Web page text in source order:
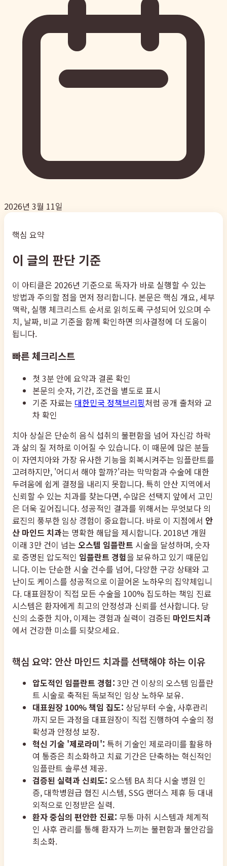
2026년 3월 11일
핵심 요약
이 글의 판단 기준
이 아티클은 2026년 기준으로 독자가 바로 실행할 수 있는
방법과 주의할 점을 먼저 정리합니다. 본문은 핵심 개요, 세부
맥락, 실행 체크리스트 순서로 읽히도록 구성되어 있으며 수
치, 날짜, 비교 기준을 함께 확인하면 의사결정에 더 도움이
됩니다.
빠른 체크리스트
첫 3분 안에 요약과 결론 확인
본문의 숫자, 기간, 조건을 별도로 표시
기준 자료는 대한민국 정책브리핑처럼 공개 출처와 교
차 확인
치아 상실은 단순히 음식 섭취의 불편함을 넘어 자신감 하락
과 삶의 질 저하로 이어질 수 있습니다. 이 때문에 많은 분들
이 자연치아와 가장 유사한 기능을 회복시켜주는 임플란트를
고려하지만, '어디서 해야 할까?'라는 막막함과 수술에 대한
두려움에 쉽게 결정을 내리지 못합니다. 특히 안산 지역에서
신뢰할 수 있는 치과를 찾는다면, 수많은 선택지 앞에서 고민
은 더욱 깊어집니다. 성공적인 결과를 위해서는 무엇보다 의
료진의 풍부한 임상 경험이 중요합니다. 바로 이 지점에서 안
산 마인드 치과는 명확한 해답을 제시합니다. 2018년 개원
이래 3만 건이 넘는 오스템 임플란트 시술을 달성하며, 숫자
로 증명된 압도적인 임플란트 경험을 보유하고 있기 때문입
니다. 이는 단순한 시술 건수를 넘어, 다양한 구강 상태와 고
난이도 케이스를 성공적으로 이끌어온 노하우의 집약체입니
다. 대표원장이 직접 모든 수술을 100% 집도하는 책임 진료
시스템은 환자에게 최고의 안정성과 신뢰를 선사합니다. 당
신의 소중한 치아, 이제는 경험과 실력이 검증된 마인드치과
에서 건강한 미소를 되찾으세요.
핵심 요약: 안산 마인드 치과를 선택해야 하는 이유
압도적인 임플란트 경험: 3만 건 이상의 오스템 임플란
트 시술로 축적된 독보적인 임상 노하우 보유.
대표원장 100% 책임 집도: 상담부터 수술, 사후관리
까지 모든 과정을 대표원장이 직접 진행하여 수술의 정
확성과 안정성 보장.
혁신 기술 '제로라미': 특허 기술인 제로라미를 활용하
여 통증은 최소화하고 치료 기간은 단축하는 혁신적인
임플란트 솔루션 제공.
검증된 실력과 신뢰도: 오스템 BA 최다 시술 병원 인
증, 대학병원급 협진 시스템, SSG 랜더스 제휴 등 대내
외적으로 인정받은 실력.
환자 중심의 편안한 진료: 무통 마취 시스템과 체계적
인 사후 관리를 통해 환자가 느끼는 불편함과 불안감을
최소화.